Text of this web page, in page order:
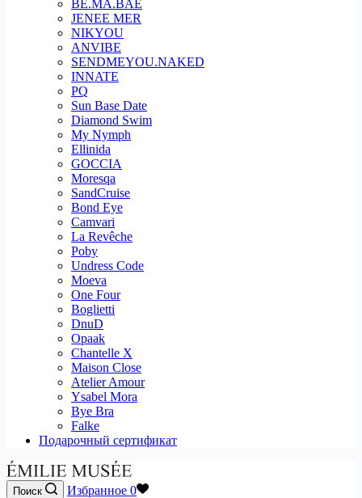
BE.MA.BAE
JENEE MER
NIKYOU
ANVIBE
SENDMEYOU.NAKED
INNATE
PQ
Sun Base Date
Diamond Swim
My Nymph
Ellinida
GOCCIA
Moresqa
SandCruise
Bond Eye
Camvari
La Revêche
Poby
Undress Code
Moeva
One Four
Boglietti
DnuD
Opaak
Chantelle X
Maison Close
Atelier Amour
Ysabel Mora
Bye Bra
Falke
Подарочный сертификат
Поиск Избранное 0